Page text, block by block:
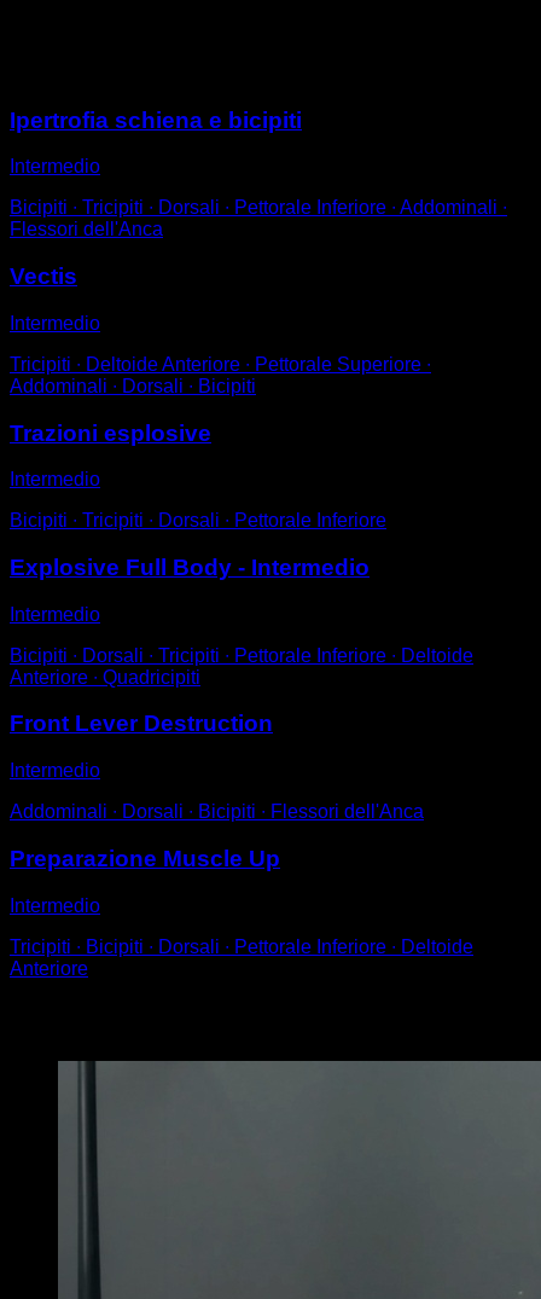
Ipertrofia schiena e bicipiti
Intermedio
Bicipiti ∙ Tricipiti ∙ Dorsali ∙ Pettorale Inferiore ∙ Addominali ∙
Flessori dell'Anca
Vectis
Intermedio
Tricipiti ∙ Deltoide Anteriore ∙ Pettorale Superiore ∙
Addominali ∙ Dorsali ∙ Bicipiti
Trazioni esplosive
Intermedio
Bicipiti ∙ Tricipiti ∙ Dorsali ∙ Pettorale Inferiore
Explosive Full Body - Intermedio
Intermedio
Bicipiti ∙ Dorsali ∙ Tricipiti ∙ Pettorale Inferiore ∙ Deltoide
Anteriore ∙ Quadricipiti
Front Lever Destruction
Intermedio
Addominali ∙ Dorsali ∙ Bicipiti ∙ Flessori dell'Anca
Preparazione Muscle Up
Intermedio
Tricipiti ∙ Bicipiti ∙ Dorsali ∙ Pettorale Inferiore ∙ Deltoide
Anteriore